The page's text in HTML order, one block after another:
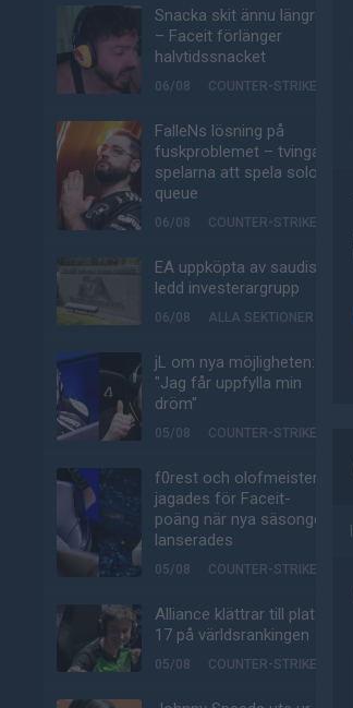
Snacka skit ännu längre
– Faceit förlänger
halvtidssnacket
06/08 COUNTER-STRIKE
FalleNs lösning på
fuskproblemet – tvinga
spelarna att spela solo-
queue
06/08 COUNTER-STRIKE
EA uppköpta av saudisk-
ledd investerargrupp
06/08 ALLA SEKTIONER
jL om nya möjligheten:
"Jag får uppfylla min
dröm"
05/08 COUNTER-STRIKE
f0rest och olofmeister
jagades för Faceit-
poäng när nya säsongen
lanserades
05/08 COUNTER-STRIKE
Alliance klättrar till plats
17 på världsrankingen
05/08 COUNTER-STRIKE